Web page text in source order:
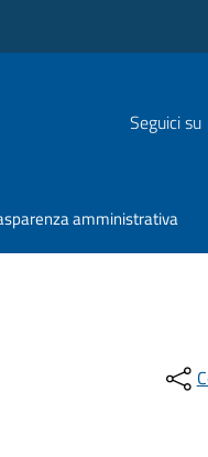
Seguici su
amministrativa